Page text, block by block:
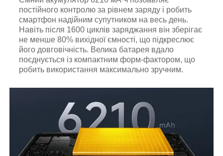
постійного контролю за рівнем заряду і робить
смартфон надійним супутником на весь день.
Навіть після 1600 циклів заряджання він зберігає
не менше 80% вихідної ємності, що підкреслює
його довговічність. Велика батарея вдало
поєднується із компактним форм-фактором, що
робить використання максимально зручним.